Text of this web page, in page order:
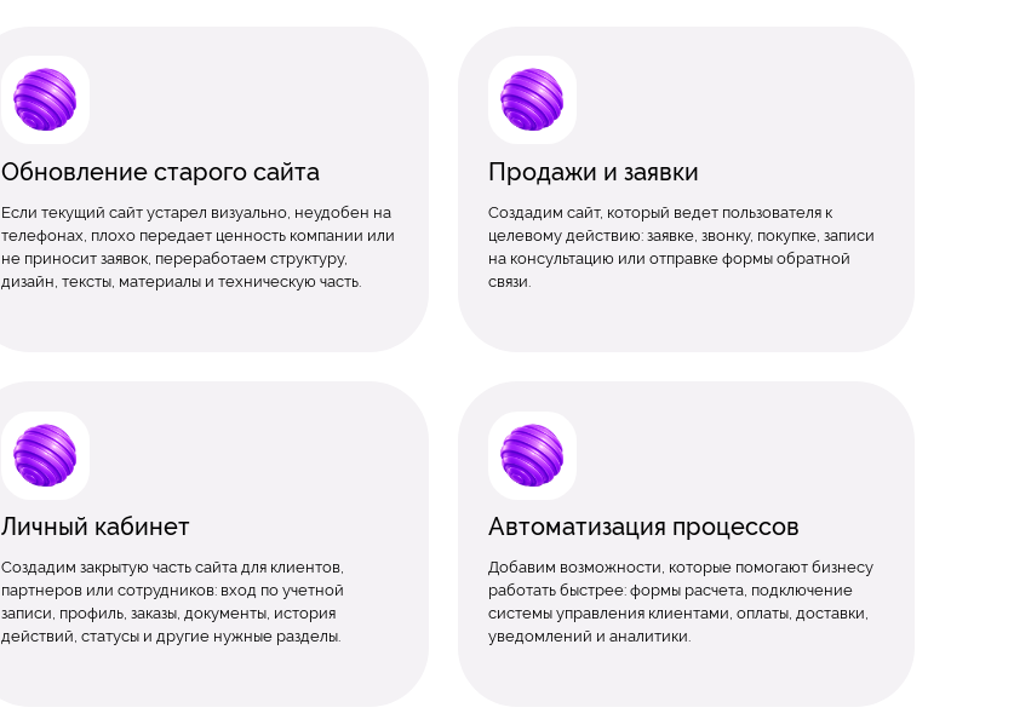
Обновление старого сайта
Если текущий сайт устарел визуально, неудобен на
телефонах, плохо передает ценность компании или
не приносит заявок, переработаем структуру,
дизайн, тексты, материалы и техническую часть.
Продажи и заявки
Создадим сайт, который ведет пользователя к
целевому действию: заявке, звонку, покупке, записи
на консультацию или отправке формы обратной
связи.
Личный кабинет
Создадим закрытую часть сайта для клиентов,
партнеров или сотрудников: вход по учетной
записи, профиль, заказы, документы, история
действий, статусы и другие нужные разделы.
Автоматизация процессов
Добавим возможности, которые помогают бизнесу
работать быстрее: формы расчета, подключение
системы управления клиентами, оплаты, доставки,
уведомлений и аналитики.